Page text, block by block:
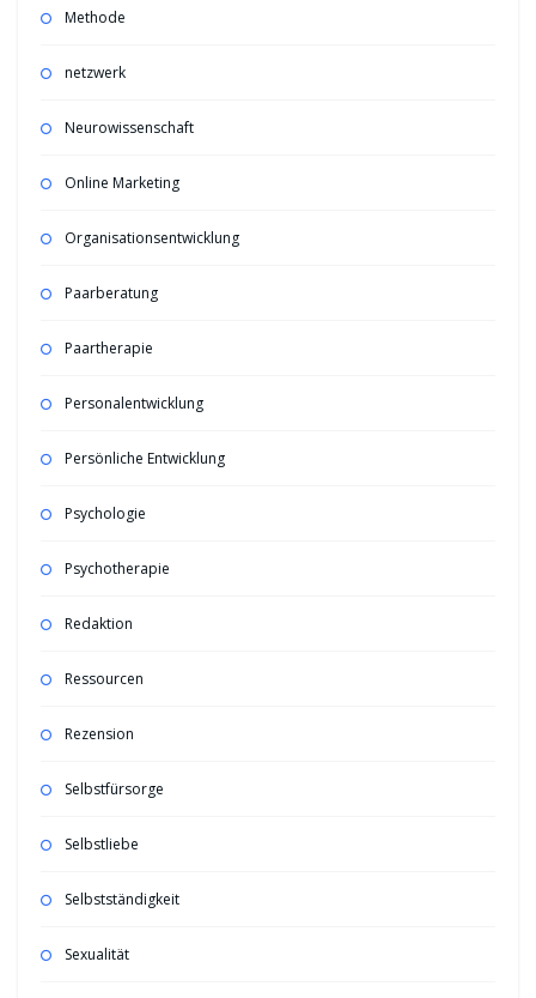
Methode
netzwerk
Neurowissenschaft
Online Marketing
Organisationsentwicklung
Paarberatung
Paartherapie
Personalentwicklung
Persönliche Entwicklung
Psychologie
Psychotherapie
Redaktion
Ressourcen
Rezension
Selbstfürsorge
Selbstliebe
Selbstständigkeit
Sexualität